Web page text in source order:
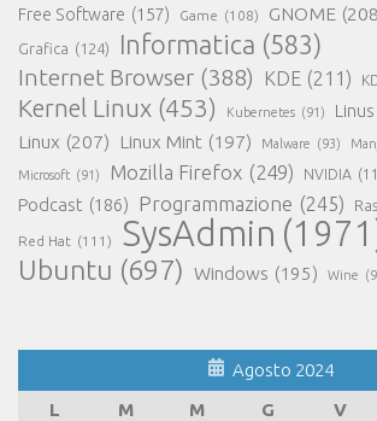
Free Software (157) Game (108) GNOME
Grafica (124) Informatica (583)
Internet Browser (388) KDE (211)
Kernel Linux (453) Kubernetes (91)
Linux (207) Linux Mint (197) Malware (93)
Microsoft (91) Mozilla Firefox (249) NVIDIA
Podcast (186) Programmazione (245)
Red Hat (111) SysAdmin
Ubuntu (697) Windows (195) Wine
Agosto 2024
L
M M G V